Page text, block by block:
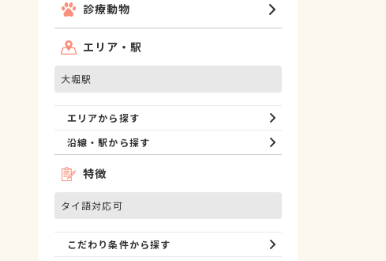
診療動物
エリア・駅
大堀駅
エリアから探す
沿線・駅から探す
特徴
タイ語対応可
こだわり条件から探す